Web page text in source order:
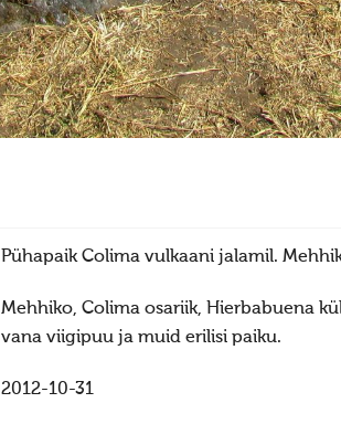
Pühapaik Colima vulkaani jalamil.
Mehhiko, Colima osariik, Hierbabuena
vana viigipuu ja muid erilisi paiku.
2012-10-31